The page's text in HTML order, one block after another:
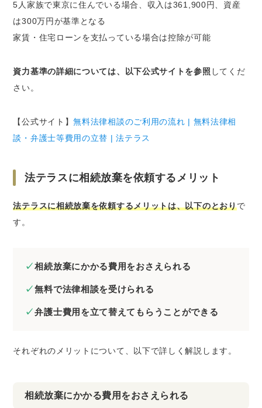
5人家族で東京に住んでいる場合、収入は361,900円、資産
は300万円が基準となる
家賃・住宅ローンを支払っている場合は控除が可能
資力基準の詳細については、以下公式サイトを参照 してくだ
さい。
【公式サイト】無料法律相談のご利用の流れ | 無料法律相
談・弁護士等費用の立替 | 法テラス
法テラスに相続放棄を依頼するメリット
法テラスに相続放棄を依頼するメリットは、以下のとおりで
す。
相続放棄にかかる費用をおさえられる
無料で法律相談を受けられる
弁護士費用を立て替えてもらうことができる
それぞれのメリットについて、以下で詳しく解説します。
相続放棄にかかる費用をおさえられる